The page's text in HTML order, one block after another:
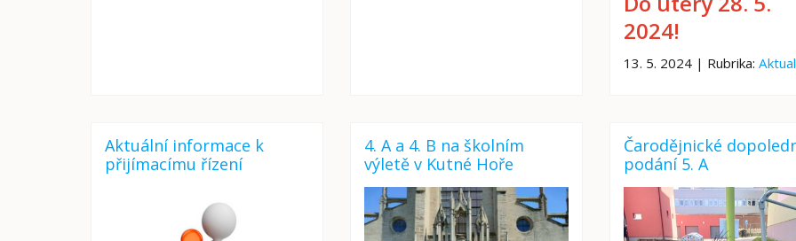
2024!
13. 5. 2024 | Rubrika:
Aktuální informace k
přijímacímu řízení
4. A a 4. B na školním
výletě v Kutné Hoře
Čarodějnické
podání 5. A